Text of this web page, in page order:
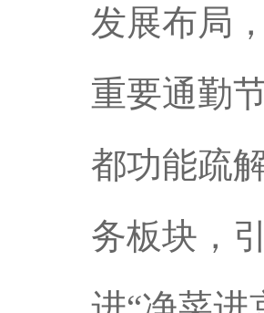
发展布局
重要通勤
都功能疏
务板块，